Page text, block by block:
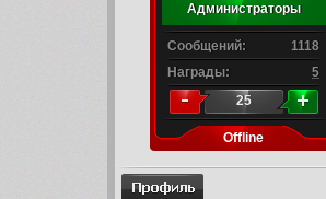
Администраторы
Сообщений:
1118
Награды:
5
25
Offline